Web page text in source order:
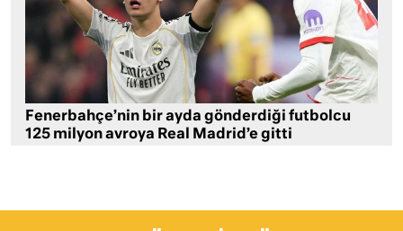
Fenerbahçe’nin bir ayda gönderdiği futbolcu
125 milyon avroya Real Madrid’e gitti